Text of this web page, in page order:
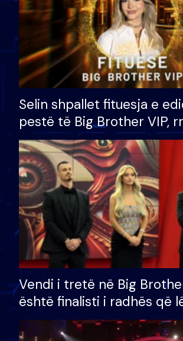
Selin shpallet fituesja e
pestë të Big Brother VIP,
çmimin e madh prej 100
Vendi i tretë në Big
është finalisti i radhës që